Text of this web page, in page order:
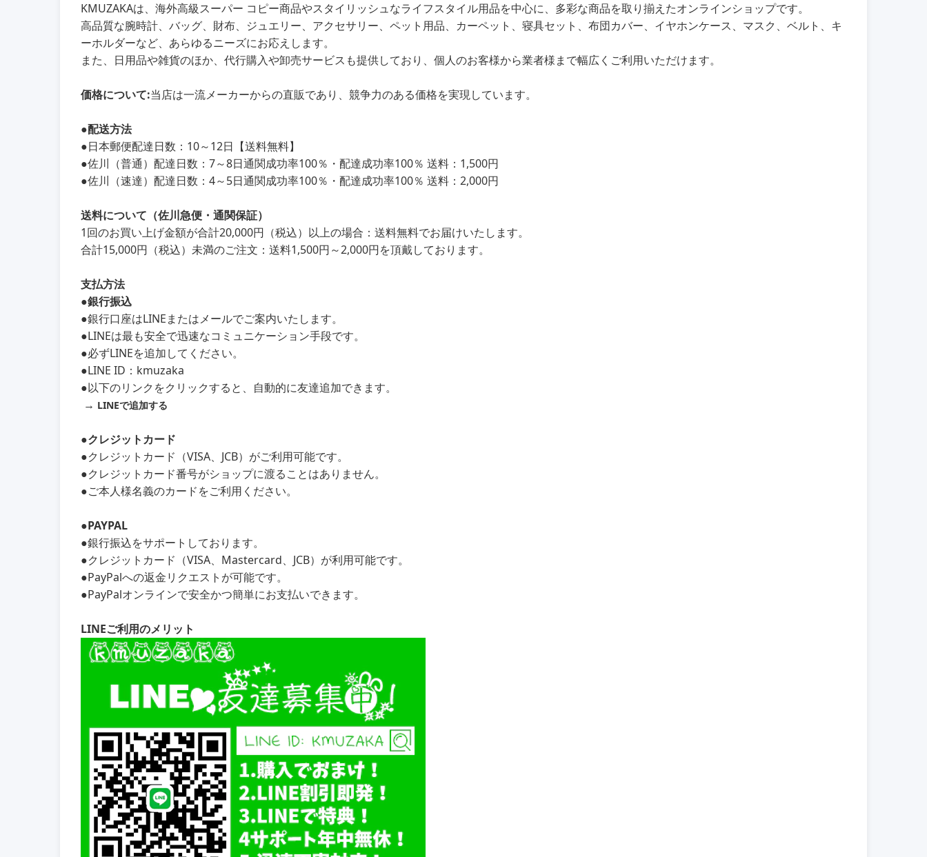
KMUZAKAは、海外高級スーパー コピー商品やスタイリッシュなライフスタイル用品を中心に、多彩な商品を取り揃えたオンラインショップです。
高品質な腕時計、バッグ、財布、ジュエリー、アクセサリー、ペット用品、カーペット、寝具セット、布団カバー、イヤホンケース、マスク、ベルト、キ
ーホルダーなど、あらゆるニーズにお応えします。
また、日用品や雑貨のほか、代行購入や卸売サービスも提供しており、個人のお客様から業者様まで幅広くご利用いただけます。
価格について:当店は一流メーカーからの直販であり、競争力のある価格を実現しています。
●配送方法
●日本郵便配達日数：10～12日【送料無料】
●佐川（普通）配達日数：7～8日通関成功率100％・配達成功率100％ 送料：1,500円
●佐川（速達）配達日数：4～5日通関成功率100％・配達成功率100％ 送料：2,000円
送料について（佐川急便・通関保証）
1回のお買い上げ金額が合計20,000円（税込）以上の場合：送料無料でお届けいたします。
合計15,000円（税込）未満のご注文：送料1,500円～2,000円を頂戴しております。
支払方法
●銀行振込
●銀行口座はLINEまたはメールでご案内いたします。
●LINEは最も安全で迅速なコミュニケーション手段です。
●必ずLINEを追加してください。
●LINE ID：kmuzaka
●以下のリンクをクリックすると、自動的に友達追加できます。
→ LINEで追加する
●クレジットカード
●クレジットカード（VISA、JCB）がご利用可能です。
●クレジットカード番号がショップに渡ることはありません。
●ご本人様名義のカードをご利用ください。
●PAYPAL
●銀行振込をサポートしております。
●クレジットカード（VISA、Mastercard、JCB）が利用可能です。
●PayPalへの返金リクエストが可能です。
●PayPalオンラインで安全かつ簡単にお支払いできます。
LINEご利用のメリット